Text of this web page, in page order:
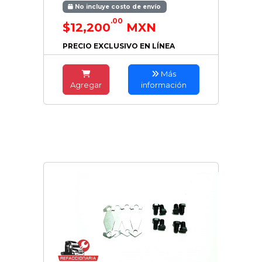
No incluye costo de envío
$12,200.00 MXN
PRECIO EXCLUSIVO EN LÍNEA
Agregar
Más
información